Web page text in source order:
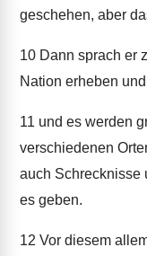
geschehen, aber
10 Dann sprach er
Nation erheben
11 und es werden
verschiedenen
auch Schrecknisse
es geben.
12 Vor diesem